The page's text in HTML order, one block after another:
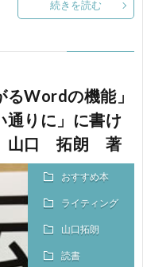
続きを読む
るWordの機能」
通りに」に書け
山口 拓朗 著
おすすめ本
ライティング
山口拓朗
読書